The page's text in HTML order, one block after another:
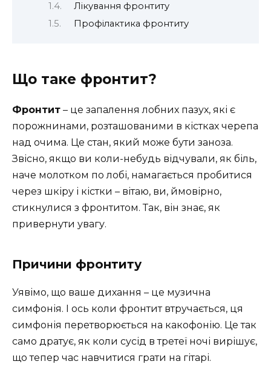
Лікування фронтиту
Профілактика фронтиту
Що таке фронтит?
Фронтит – це запалення лобних пазух, які є
порожнинами, розташованими в кістках черепа
над очима. Це стан, який може бути заноза.
Звісно, якщо ви коли-небудь відчували, як біль,
наче молотком по лобі, намагається пробитися
через шкіру і кістки – вітаю, ви, ймовірно,
стикнулися з фронтитом. Так, він знає, як
привернути увагу.
Причини фронтиту
Уявімо, що ваше дихання – це музична
симфонія. І ось коли фронтит втручається, ця
симфонія перетворюється на какофонію. Це так
само дратує, як коли сусід в третеї ночі вирішує,
що тепер час навчитися грати на гітарі.